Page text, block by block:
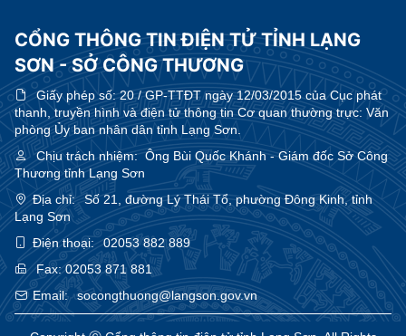
CỔNG THÔNG TIN ĐIỆN TỬ TỈNH LẠNG
SƠN - SỞ CÔNG THƯƠNG
Giấy phép số:20 / GP-TTĐT ngày 12/03/2015 của Cục phát
thanh, truyền hình và điện tử thông tin Cơ quan thường trực: Văn
phòng Ủy ban nhân dân tỉnh Lạng Sơn.
Chịu trách nhiệm:Ông Bùi Quốc Khánh - Giám đốc Sở Công
Thương tỉnh Lạng Sơn
Địa chỉ:
Số 21, đường Lý Thái Tổ, phường Đông Kinh, tỉnh
Lạng Sơn
Điện thoại:
02053 882 889
Fax:02053 871 881
Email:
socongthuong@langson.gov.vn